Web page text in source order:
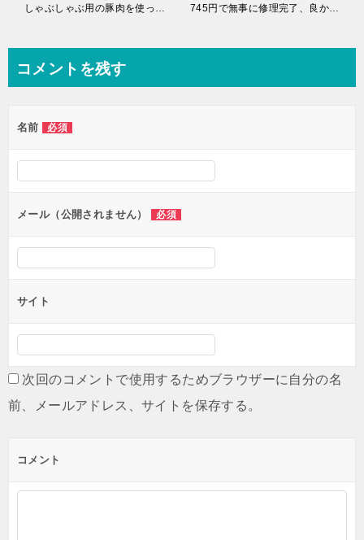
ゲ
ー
しゃぶしゃぶ用の豚肉を使って、旨いの作れました～♪
745円で無事に修理完了、良かったよ～♪
コメントを残す
名前 必須
メール（公開されません） 必須
サイト
次回のコメントで使用するためブラウザーに自分の名
前、メールアドレス、サイトを保存する。
コメント